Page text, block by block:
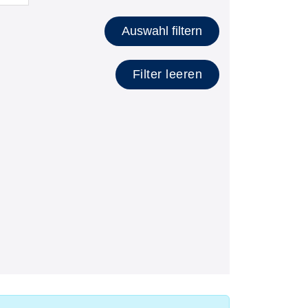
anzeigen Auswahl filtern
Filter leeren